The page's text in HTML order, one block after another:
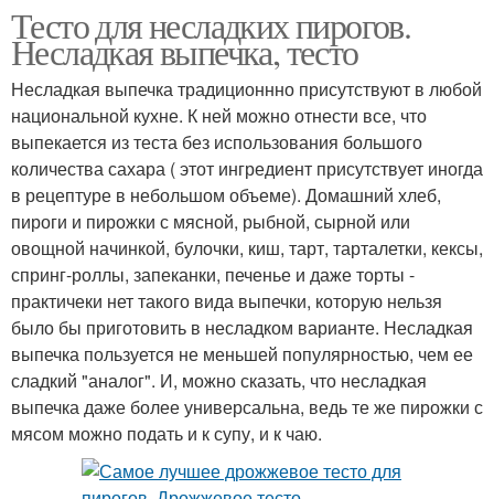
Тесто для несладких пирогов.
Несладкая выпечка, тесто
Несладкая выпечка традиционнно присутствуют в любой
национальной кухне. К ней можно отнести все, что
выпекается из теста без использования большого
количества сахара ( этот ингредиент присутствует иногда
в рецептуре в небольшом объеме). Домашний хлеб,
пироги и пирожки с мясной, рыбной, сырной или
овощной начинкой, булочки, киш, тарт, тарталетки, кексы,
спринг-роллы, запеканки, печенье и даже торты -
практичеки нет такого вида выпечки, которую нельзя
было бы приготовить в несладком варианте. Несладкая
выпечка пользуется не меньшей популярностью, чем ее
сладкий "аналог". И, можно сказать, что несладкая
выпечка даже более универсальна, ведь те же пирожки с
мясом можно подать и к супу, и к чаю.